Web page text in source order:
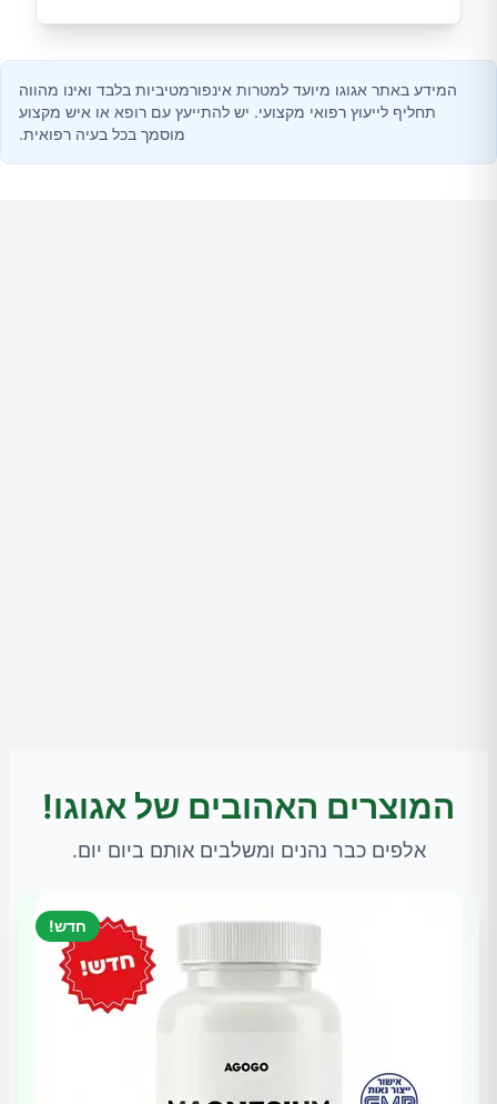
המידע באתר אגוגו מיועד למטרות אינפורמטיביות בלבד ואינו מהווה
תחליף לייעוץ רפואי מקצועי. יש להתייעץ עם רופא או איש מקצוע
מוסמך בכל בעיה רפואית.
המוצרים האהובים של אגוגו!
אלפים כבר נהנים ומשלבים אותם ביום יום.
חדש!